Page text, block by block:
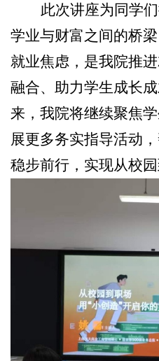
此次讲座为同学
学业与财富之间的桥
就业焦虑，是我院推
融合、助力学生成长
来，我院将继续聚焦
展更多务实指导活动
稳步前行，实现从校